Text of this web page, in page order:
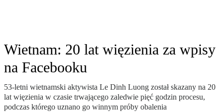
Wietnam: 20 lat więzienia za wpisy
na Facebooku
53-letni wietnamski aktywista Le Dinh Luong został skazany na 20
lat więzienia w czasie trwającego zaledwie pięć godzin procesu,
podczas którego uznano go winnym próby obalenia